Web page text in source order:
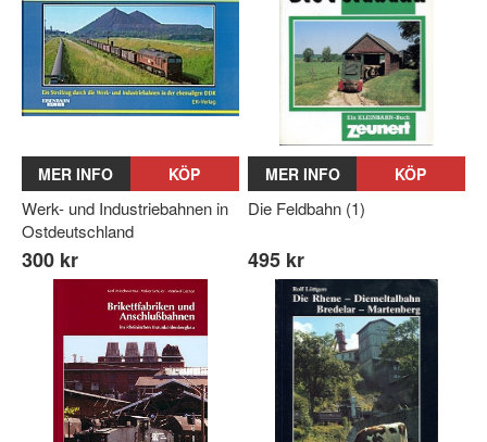
MER INFO KÖP
Werk- und Industriebahnen in
Ostdeutschland
300 kr
MER INFO KÖP
Die Feldbahn (1)
495 kr